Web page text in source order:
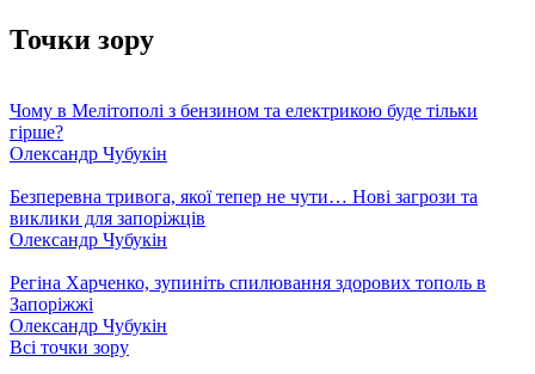
Точки зору
Чому в Мелітополі з бензином та електрикою буде тільки
гірше?
Олександр Чубукін
Безперевна тривога, якої тепер не чути… Нові загрози та
виклики для запоріжців
Олександр Чубукін
Регіна Харченко, зупиніть спилювання здорових тополь в
Запоріжжі
Олександр Чубукін
Всі точки зору